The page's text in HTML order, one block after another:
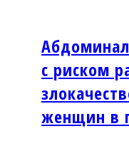
с риском
женщин в